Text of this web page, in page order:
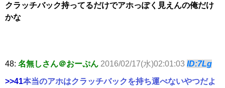
クラッチバック持ってるだけでアホっぽく見えんの俺だけ
かな
48: 名無しさん＠おーぷん 2016/02/17(水)02:01:03 ID:7Lg
>>41本当のアホはクラッチバックを持ち運べないやつだよ